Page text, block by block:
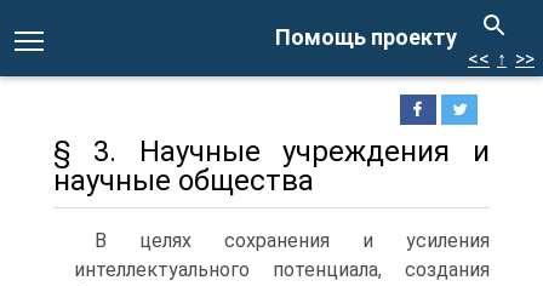
Помощь проекту
<< ↑ >>
§ 3. Научные учреждения и
научные общества
В целях сохранения и усиления
интеллектуального потенциала, создания